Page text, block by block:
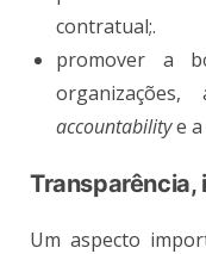
contratual;.
promover a
organizações,
accountabilitye a
Transparência,
Um aspecto